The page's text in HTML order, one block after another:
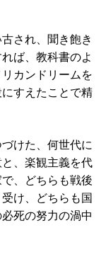
され、聞き飽き
ば、教科書のよ
カンドリームを
すえたことで精
けた、何世代に
、楽観主義を代
、どちらも戦後
け、どちらも国
死の努力の渦中